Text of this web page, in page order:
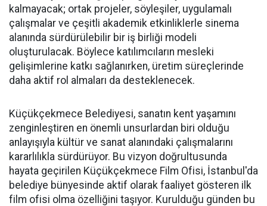
kalmayacak; ortak projeler, söyleşiler, uygulamalı
çalışmalar ve çeşitli akademik etkinliklerle sinema
alanında sürdürülebilir bir iş birliği modeli
oluşturulacak. Böylece katılımcıların mesleki
gelişimlerine katkı sağlanırken, üretim süreçlerinde
daha aktif rol almaları da desteklenecek.
Küçükçekmece Belediyesi, sanatın kent yaşamını
zenginleştiren en önemli unsurlardan biri olduğu
anlayışıyla kültür ve sanat alanındaki çalışmalarını
kararlılıkla sürdürüyor. Bu vizyon doğrultusunda
hayata geçirilen Küçükçekmece Film Ofisi, İstanbul'da
belediye bünyesinde aktif olarak faaliyet gösteren ilk
film ofisi olma özelliğini taşıyor. Kurulduğu günden bu